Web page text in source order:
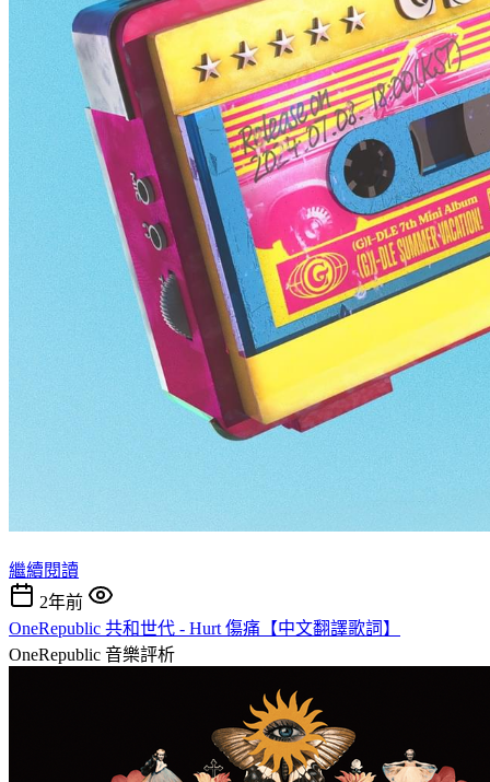
繼續閱讀
2年前
OneRepublic 共和世代 - Hurt 傷痛【中文翻譯歌詞】
OneRepublic 音樂評析